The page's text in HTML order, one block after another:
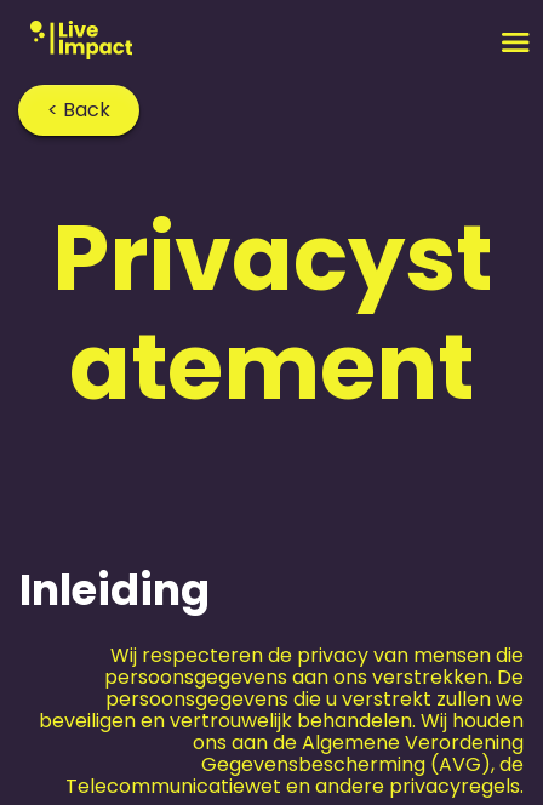
< Back
Privacyst
atement
Inleiding
Wij respecteren de privacy van mensen die
persoonsgegevens aan ons verstrekken. De
persoonsgegevens die u verstrekt zullen we
beveiligen en vertrouwelijk behandelen. Wij houden
ons aan de Algemene Verordening
Gegevensbescherming (AVG), de
Telecommunicatiewet en andere privacyregels.